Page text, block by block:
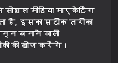
मीडिया मार्केटिंग
है, इसका सटीक तरीका
बनाने वाली
की खोज करेंगे।